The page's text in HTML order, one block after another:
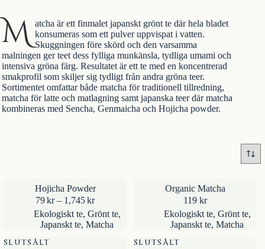
M atcha är ett finmalet japanskt grönt tedär hela bladet
konsumeras som ett pulver uppvispat i vatten.
Skuggningen före skörd och den varsamma
malningen ger teet dess fylliga munkänsla, tydliga umami och
intensiva gröna färg. Resultatet är ett te med en koncentrerad
smakprofil som skiljer sig tydligt från andra gröna teer.
Sortimentet omfattar både matcha för traditionell tillredning,
matcha för latte och matlagning samt japanska teerdär matcha
kombineras med Sencha, Genmaicha och Hojicha powder.
Hojicha Powder
79kr – 1,745krPrisintervall:
79kr
till
Ekologiskt te, Grönt te,
Japanskt te, Matcha
Organic Matcha
119 kr
Ekologiskt te, Grönt te,
Japanskt te, Matcha
SLUTSÅLT SLUTSÅLT